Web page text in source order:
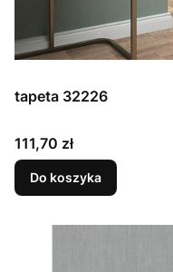
tapeta 32226
Cena
111,70 zł
Do koszyka